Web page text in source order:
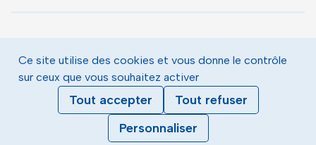
Agenda
Le magazine municipal de Toulon
Mentions légales
Données personnelles
Gestion des cookies
Accessibilité : partiellement conforme
Ce site utilise des cookies et vous donne le contrôle
sur ceux que vous souhaitez activer
Tout accepter
Tout refuser
Personnaliser